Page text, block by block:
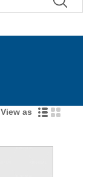
View as